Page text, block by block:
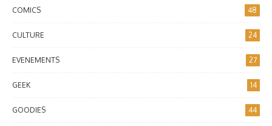
COMICS 48
CULTURE 24
EVENEMENTS 27
GEEK 14
GOODIES 44